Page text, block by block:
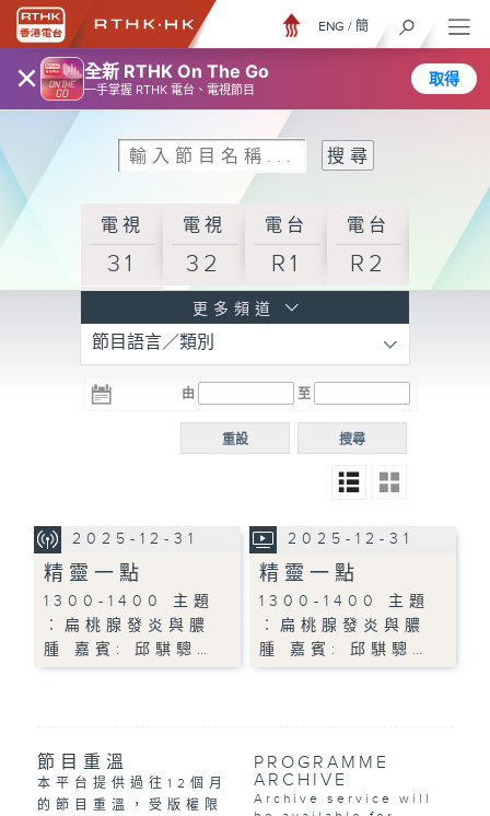
× 全新 RTHK On The Go
一手掌握 RTHK 電台、電視節目
取得
ENG / 簡
電視
31
電視
32
電台
R1
電台
R2
R3
電台 電台
R5
電台
普通
更多頻道
節目語言／類別
由 至
搜尋
重設
2025-12-31
精靈一點
1300-1400 主題
︰扁桃腺發炎與膿
腫 嘉賓: 邱騏驄…
2025-12-31
精靈一點
1300-1400 主題
︰扁桃腺發炎與膿
腫 嘉賓: 邱騏驄…
節目重溫
本平台提供過往12個月
的節目重溫，受版權限
PROGRAMME
ARCHIVE
Archive service will